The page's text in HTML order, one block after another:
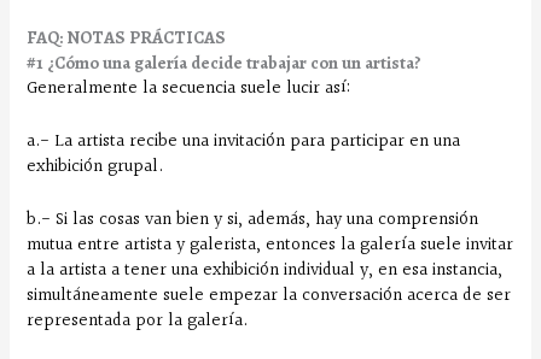
FAQ: NOTAS PRÁCTICAS
#1 ¿Cómo una galería decide trabajar con un artista?
Generalmente la secuencia suele lucir así:
a.- La artista recibe una invitación para participar en una
exhibición grupal.
b.- Si las cosas van bien y si, además, hay una comprensión
mutua entre artista y galerista, entonces la galería suele invitar
a la artista a tener una exhibición individual y, en esa instancia,
simultáneamente suele empezar la conversación acerca de ser
representada por la galería.